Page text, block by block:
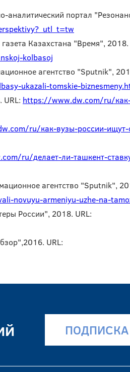
портал
Казахстана "Время", 2018.
kolbasoj
агентство "Sputnik",
ukazali-tomskie-
https://www.dw.com/ru/
ru/как-вузы-россии-ищут-
ru/делает-ли-ташкент-
агентство "Sputnik",
novuyu-armeniyu-uzhe-na-
России", 2018. URL:
URL:
ПОДПИСКА